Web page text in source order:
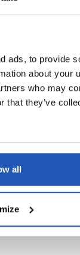
ads, to provide
about your
who may
that they’ve
all
→
→